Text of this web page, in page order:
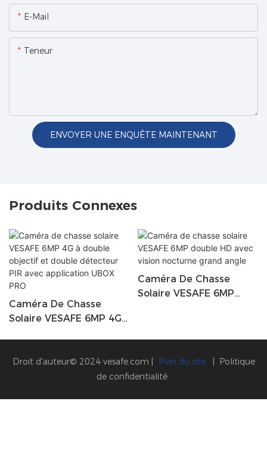
E-Mail
Teneur
ENVOYER UNE ENQUÊTE MAINTENANT
Produits Connexes
Caméra De Chasse
Solaire VESAFE 6MP 4G
Avec Application UBOX
Caméra De Chasse
Solaire VESAFE 6MP
Droit d'auteur© 2024 vesafe.com Plan du site
Politique
de confidentialité